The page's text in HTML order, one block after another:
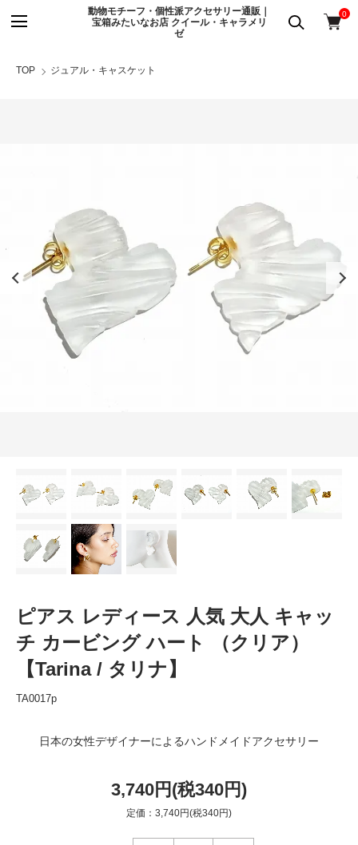
動物モチーフ・個性派アクセサリー通販｜
宝箱みたいなお店 クイール・キャラメリ
ゼ
0
TOP ジュアル・キャスケット
ピアス レディース 人気 大人 キャッ
チ カービング ハート （クリア）
【Tarina / タリナ】
TA0017p
日本の女性デザイナーによるハンドメイドアクセサリー
3,740円(税340円)
定価：3,740円(税340円)